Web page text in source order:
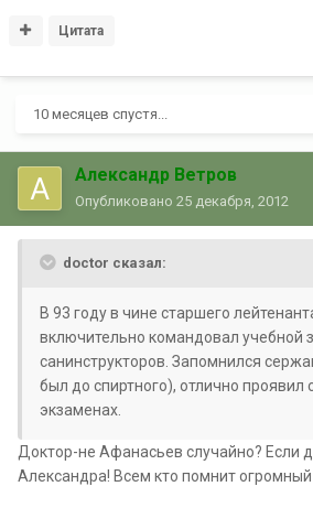
Цитата
10 месяцев спустя...
Александр Ветров
Опубликовано 25 декабря, 2012
doctor сказал:
В 93 году в чине старшего
включительно командовал учебной
санинструкторов. Запомнился
был до спиртного), отлично проявил
экзаменах.
Доктор-не Афанасьев случайно? Если
Александра! Всем кто помнит